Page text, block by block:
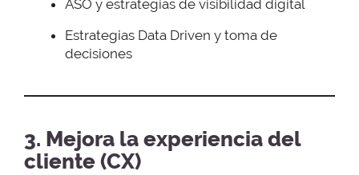
ASO y estrategias de visibilidad digital
Estrategias Data Driven y toma de
decisiones
3. Mejora la experiencia del
cliente (CX)